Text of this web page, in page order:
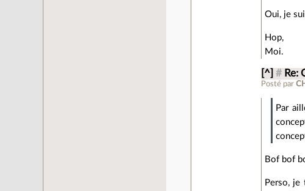
Oui, je
Hop,
Moi.
[^] # Re:
Posté par
Par
Bof bof
Perso, je